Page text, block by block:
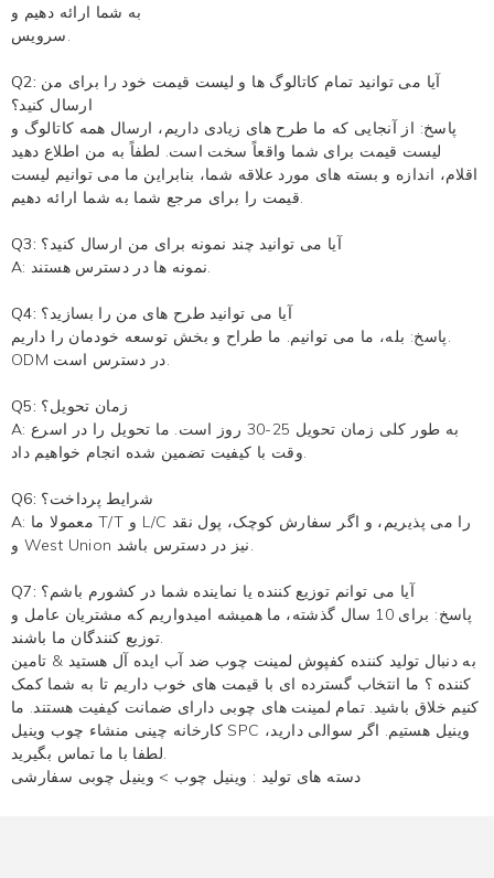
به شما ارائه دهیم و
سرویس.
Q2: آیا می توانید تمام کاتالوگ ها و لیست قیمت خود را برای من
ارسال کنید؟
پاسخ: از آنجایی که ما طرح های زیادی داریم، ارسال همه کاتالوگ و
لیست قیمت برای شما واقعاً سخت است. لطفاً به من اطلاع دهید
اقلام، اندازه و بسته های مورد علاقه شما، بنابراین ما می توانیم لیست
قیمت را برای مرجع شما به شما ارائه دهیم.
Q3: آیا می توانید چند نمونه برای من ارسال کنید؟
A: نمونه ها در دسترس هستند.
Q4: آیا می توانید طرح های من را بسازید؟
پاسخ: بله، ما می توانیم. ما طراح و بخش توسعه خودمان را داریم.
ODM در دسترس است.
Q5: زمان تحویل؟
A: به طور کلی زمان تحویل 25-30 روز است. ما تحویل را در اسرع
وقت با کیفیت تضمین شده انجام خواهیم داد.
Q6: شرایط پرداخت؟
A: معمولا ما T/T و L/C را می پذیریم، و اگر سفارش کوچک، پول نقد
و West Union نیز در دسترس باشد.
Q7: آیا می توانم توزیع کننده یا نماینده شما در کشورم باشم؟
پاسخ: برای 10 سال گذشته، ما همیشه امیدواریم که مشتریان عامل و
توزیع کنندگان ما باشند.
به دنبال تولید کننده کفپوش لمینت چوب ضد آب ایده آل هستید & تامین
کننده ؟ ما انتخاب گسترده ای با قیمت های خوب داریم تا به شما کمک
کنیم خلاق باشید. تمام لمینت های چوبی دارای ضمانت کیفیت هستند. ما
کارخانه چینی منشاء چوب وینیل SPC وینیل هستیم. اگر سوالی دارید،
لطفا با ما تماس بگیرید.
دسته های تولید : وینیل چوب > وینیل چوبی سفارشی